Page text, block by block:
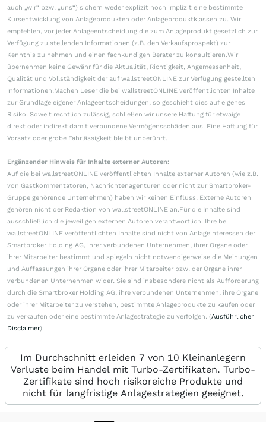
auch „wir“ bzw. „uns“) sichern weder explizit noch implizit eine bestimmte
Kursentwicklung von Anlageprodukten oder Anlageproduktklassen zu. Wir
empfehlen, vor jeder Anlageentscheidung die zum Anlageprodukt gesetzlich zur
Verfügung zu stellenden Informationen (z.B. den Verkaufsprospekt) zur
Kenntnis zu nehmen und einen fachkundigen Berater zu konsultieren.Wir
übernehmen keine Gewähr für die Aktualität, Richtigkeit, Angemessenheit,
Qualität und Vollständigkeit der auf wallstreetONLINE zur Verfügung gestellten
Informationen.Machen Leser die bei wallstreetONLINE veröffentlichten Inhalte
zur Grundlage eigener Anlageentscheidungen, so geschieht dies auf eigenes
Risiko. Soweit rechtlich zulässig, schließen wir unsere Haftung für etwaige
direkt oder indirekt damit verbundene Vermögensschäden aus. Eine Haftung für
Vorsatz oder grobe Fahrlässigkeit bleibt unberührt.
Ergänzender Hinweis für Inhalte externer Autoren:
Auf die bei wallstreetONLINE veröffentlichten Inhalte externer Autoren (wie z.B.
von Gastkommentatoren, Nachrichtenagenturen oder nicht zur Smartbroker-
Gruppe gehörende Unternehmen) haben wir keinen Einfluss. Externe Autoren
gehören nicht der Redaktion von wallstreetONLINE an.Für die Inhalte sind
ausschließlich die jeweiligen externen Autoren verantwortlich. Ihre bei
wallstreetONLINE veröffentlichten Inhalte sind nicht von Anlageinteressen der
Smartbroker Holding AG, ihrer verbundenen Unternehmen, ihrer Organe oder
ihrer Mitarbeiter bestimmt und spiegeln nicht notwendigerweise die Meinungen
und Auffassungen ihrer Organe oder ihrer Mitarbeiter bzw. der Organe ihrer
verbundenen Unternehmen wider. Sie sind insbesondere nicht als Aufforderung
durch die Smartbroker Holding AG, ihre verbundenen Unternehmen, ihre Organe
oder ihrer Mitarbeiter zu verstehen, bestimmte Anlageprodukte zu kaufen oder
zu verkaufen oder eine bestimmte Anlagestrategie zu verfolgen. (Ausführlicher
Disclaimer)
Im Durchschnitt erleiden 7 von 10 Kleinanlegern
Verluste beim Handel mit Turbo-Zertifikaten. Turbo-
Zertifikate sind hoch risikoreiche Produkte und
nicht für langfristige Anlagestrategien geeignet.